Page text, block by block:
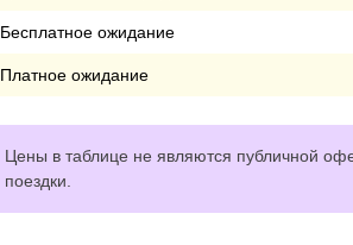
Бесплатное ожидание
Платное ожидание
Цены в таблице не являются публичной
поездки.